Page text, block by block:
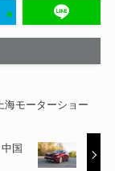
海モーターショー
国